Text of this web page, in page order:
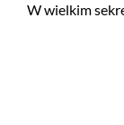
W wielkim